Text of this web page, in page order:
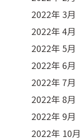
2022年 3月
2022年 4月
2022年 5月
2022年 6月
2022年 7月
2022年 8月
2022年 9月
2022年 10月